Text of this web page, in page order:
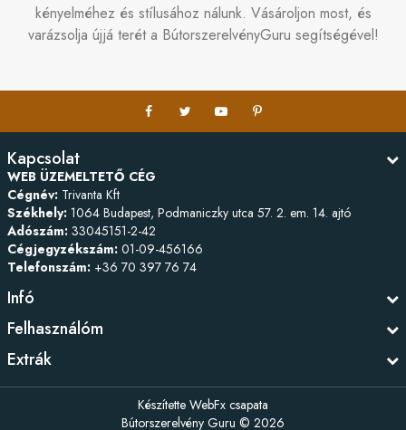
kényelméhez és stílusához nálunk. Vásároljon most, és
varázsolja újjá terét a BútorszerelvényGuru segítségével!
Kapcsolat
WEB ÜZEMELTETŐ CÉG
Cégnév: Trivanta Kft
Székhely: 1064 Budapest, Podmaniczky utca 57. 2. em. 14. ajtó
Adószám: 33045151-2-42
Cégjegyzékszám: 01-09-456166
Telefonszám: +36 70 397 76 74
Infó
Felhasználóm
Extrák
Készítette WebFx csapata
Bútorszerelvény Guru © 2026